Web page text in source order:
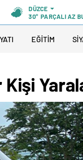
DÜZCE
30° PARÇALI AZ
EĞİTİM